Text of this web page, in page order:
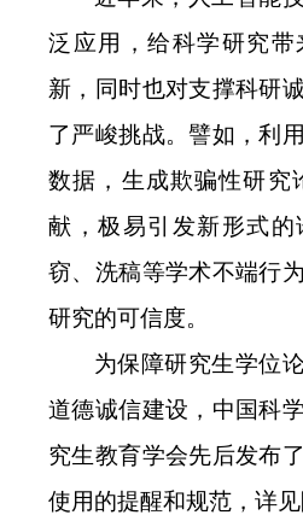
泛应用，给科学研究带
新，同时也对支撑科研
了严峻挑战。譬如，利
数据，生成欺骗性研究
献，极易引发新形式的
窃、洗稿等学术不端行
研究的可信度。
为保障研究生学位
道德诚信建设，中国科
究生教育学会先后发布
使用的提醒和规范，详见